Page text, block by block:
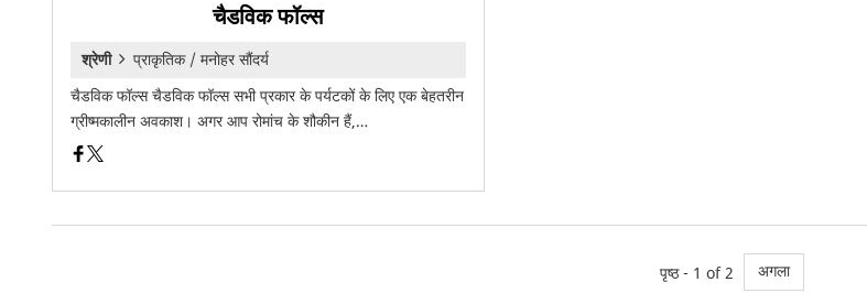
चैडविक फॉल्स
श्रेणी
प्राकृतिक / मनोहर सौंदर्य
चैडविक फॉल्स चैडविक फॉल्स सभी प्रकार के पर्यटकों के लिए एक बेहतरीन
ग्रीष्मकालीन अवकाश। अगर आप रोमांच के शौकीन हैं,…
पृष्ठ - 1 of 2 अगला